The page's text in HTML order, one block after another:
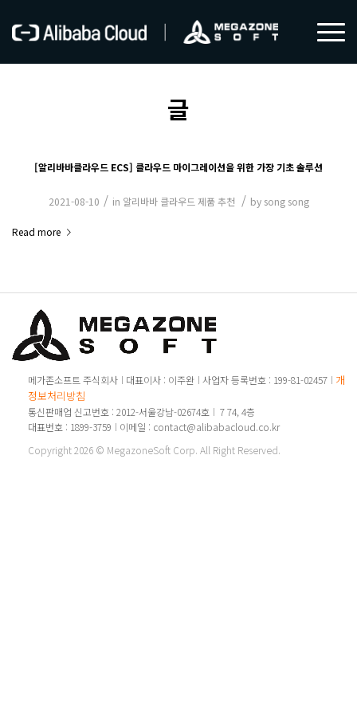
글
[알리바바클라우드 ECS] 클라우드 마이그레이션을 위한 가장 기초 솔루션
2021-08-10 / in 알리바바 클라우드 제품 추천 / by song song
Read more
메가존소프트 주식회사 대표이사 : 이주완 사업자 등록번호 : 199-81-02457
개인
정보처리방침
통신판매업 신고번호 : 2012-서울강남-02674호
7 74, 4층
대표번호 : 1899-3759
이메일 : contact@alibabacloud.co.kr
Copyright 2026 © MegazoneSoft Corp. All Right Reserved.